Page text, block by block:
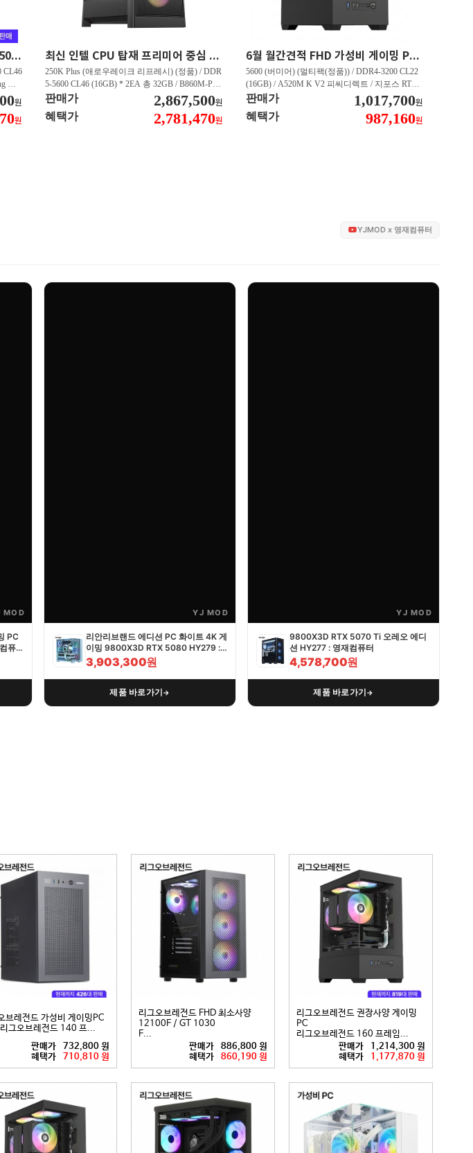
마닥개검증 발로란트 게이밍PC 7500F/RTX5060 발로란트 FHD 500프레임 이상 GY102
CL46
에
텍 /
원
원
최신 인텔 CPU 탑재 프리미어 중심 가성비 영상편집 PC 250K RTX 5060 추천PC VY113
250K Plus (애로우레이크 리프레시) (정품) / DDR
5-5600 CL46 (16GB) * 2EA 총 32GB / B860M-PL
US WIFI STCOM / 지포스 RTX 5060 DUAL D7 8
GB 이엠텍 / T500 M.2 NVMe 대원씨티에스 (1T
B)
판매가 2,867,500원
혜택가 2,781,470원
6월 월간견적 FHD 가성비 게이밍 PC 5600 RTX 3050 GY509
5600 (버미어) (멀티팩(정품)) / DDR4-3200 CL22
(16GB) / A520M K V2 피씨디렉트 / 지포스 RTX
3050 STORM X D6 6GB 이엠텍 / CN600 M.2 NV
Me 디앤디컴 (512GB)
판매가 1,017,700원
혜택가 987,160원
YJMOD x 영재컴퓨터
MOD
PC
퓨
YJ MOD
리안리브랜드 에디션 PC 화이트 4K 게
이밍 9800X3D RTX 5080 HY279 :
영재컴퓨터
3,903,300원
제품 바로가기→
YJ MOD
9800X3D RTX 5070 Ti 오레오 에디
션 HY277 : 영재컴퓨터
4,578,700원
제품 바로가기→
브레전드 가성비 게이밍PC
그오브레전드 140 프...
판매가
732,800 원
혜택가
710,810 원
리그오브레전드 FHD 최소사양
12100F / GT 1030
F...
판매가
886,800 원
혜택가
860,190 원
리그오브레전드 권장사양 게이밍
PC
리그오브레전드 160 프레임...
판매가
1,214,300 원
혜택가
1,177,870 원